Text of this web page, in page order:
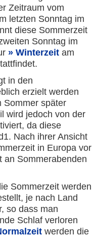
Zeitraum vom
letzten Sonntag im
diese Sommerzeit
Sonntag im
Winterzeitam
in den
erzielt werden
Sommer später
wird jedoch von der
da diese
Nach ihrer Ansicht
in Europa vor
an Sommerabenden
Sommerzeit werden
je nach Land
so dass man
Schlaf verloren
werden die